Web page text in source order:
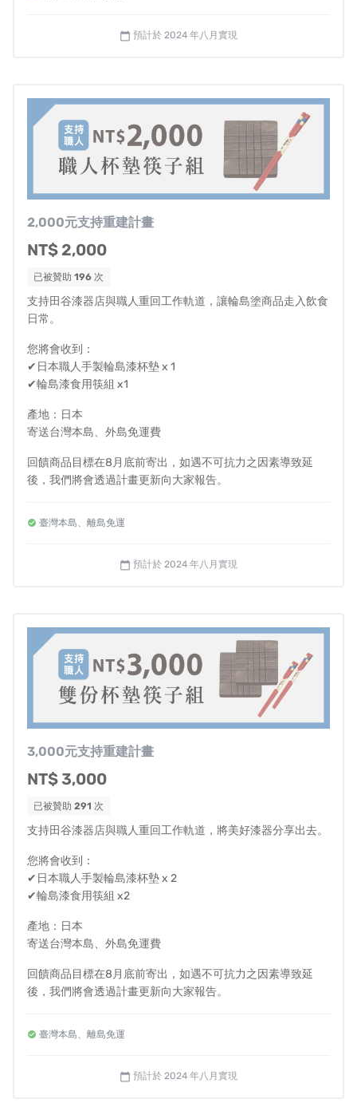
這次的群眾集資專案將不會採「捐款」型式進行
。在災後
重建完成，田谷漆器店的職人可以開始重新生產工作後，
我們將會提供對等的輪島塗商品回饋每一位支持我們的朋
友。這除了表示我們的感謝之心以外，同時也是我們對大
家承諾「必定要重新振興與延續百年輪島塗工藝」堅定的
決心和信心。
集資計畫，邀請輪島市在地的輪島塗老鋪與職人共同生產
本次限定的回饋商品，透過這樣子的號招力，讓輪島特產-
「輪島漆器」能夠繼續延續下去。
在至少食物、乾淨的水源可以確保的困苦當下，對於什麼
時候可以重回到地震前的生活，目前還沒有明確的答案，
但就算每一步緩慢，我們都會會繼續前進。
即使地震發生後已經經過了3個禮拜的時間，至今想起來仍
並沒因此消長。我們希望透過這次的集資活動，協助田谷
不安化為繼續前進的動力，希望在不久的將來，輪島塗商
2024年1月4日 田谷漆器店 田谷昂大
輪島塗在日本被指定為重要無形文化財。
主要使用日本國
產天然木，並且從底層到表面以天然漆塗抹完成。輪島塗
漆器的基底使用木胚，並將硅藻土與生漆、米糊均勻混合
特性。
製作一個輪島塗漆器至少需要6到7名職人的參與。由於透
過職人們完成每道必要工序，得以誕生出兼具實用性與美
感的漆器商品。
在這個非常時期，作為一間已經
老鋪，能夠繼續僱用輪島塗職人們，守護生活周遭的家人
援這個災後重建計畫。
真的非常感謝在短時間內得到非常多台灣朋友的支持，每
的使用這筆來自台灣的資源，請容許我為大家報告我們的
calendar_today 預計於 2024 年八月實現
2,000元支持重建計畫
NT$ 2,000
已被贊助 196 次
支持田谷漆器店與職人重回工作軌道，讓輪島塗商品走入飲食
日常。
您將會收到：
✔日本職人手製輪島漆杯墊 x 1
✔輪島漆食用筷組 x1
產地：日本
寄送台灣本島、外島免運費
回饋商品目標在8月底前寄出，如遇不可抗力之因素導致延
後，我們將會透過計畫更新向大家報告。
臺灣本島、離島免運
calendar_today 預計於 2024 年八月實現
3,000元支持重建計畫
NT$ 3,000
已被贊助 291 次
支持田谷漆器店與職人重回工作軌道，將美好漆器分享出去。
您將會收到：
✔日本職人手製輪島漆杯墊 x 2
✔輪島漆食用筷組 x2
產地：日本
寄送台灣本島、外島免運費
回饋商品目標在8月底前寄出，如遇不可抗力之因素導致延
後，我們將會透過計畫更新向大家報告。
臺灣本島、離島免運
calendar_today 預計於 2024 年八月實現